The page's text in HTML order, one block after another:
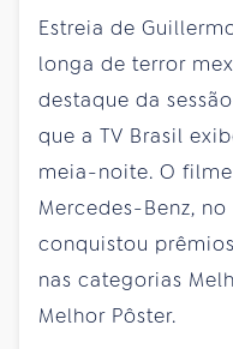
Estreia de
longa de terror
destaque da
que a TV Brasil
meia-noite. O
Mercedes-Benz,
conquistou
nas categorias
Melhor Pôster.